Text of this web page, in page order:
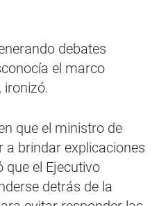
debates
el marco
ironizó.
que el ministro de
a brindar explicaciones
que el Ejecutivo
detrás de la